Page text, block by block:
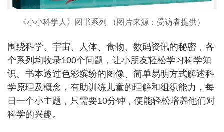
《小小科学人》图书系列 （图片来源：受访者提供）
围绕科学、宇宙、人体、食物、数码资讯的秘密，各
个系列均收录100个问题，让小朋友轻松学习科学知
识。书本透过色彩缤纷的图像、简单易明方式解述科
学原理及概念，有助训练儿童的理解和组织能力，每
日一个小主题，只需要10分钟，便能轻松培养他们对
科学的兴趣。